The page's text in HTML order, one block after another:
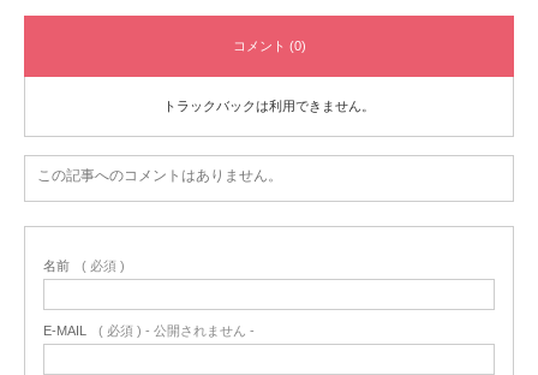
コメント (0)
トラックバックは利用できません。
この記事へのコメントはありません。
名前 ( 必須 )
E-MAIL ( 必須 ) - 公開されません -